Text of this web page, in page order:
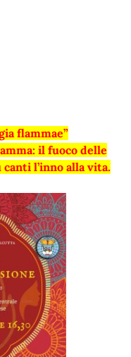
flammae”
il fuoco delle
l’inno alla vita.